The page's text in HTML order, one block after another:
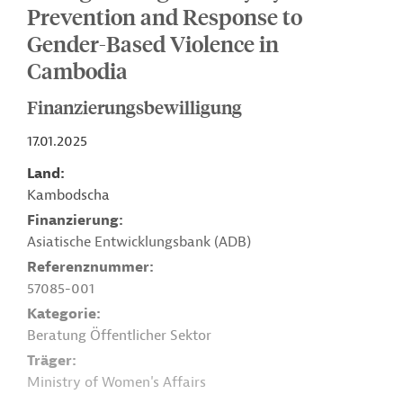
Prevention and Response to
Gender-Based Violence in
Cambodia
Finanzierungsbewilligung
17.01.2025
Land
Kambodscha
Finanzierung
Asiatische Entwicklungsbank (ADB)
Referenznummer
57085-001
Kategorie
Beratung Öffentlicher Sektor
Träger
Ministry of Women's Affairs